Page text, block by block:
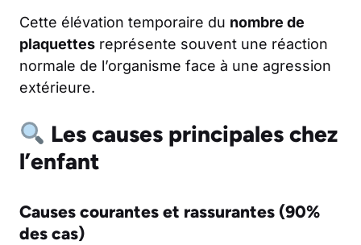
Cette élévation temporaire du nombre de
plaquettes représente souvent une réaction
normale de l’organisme face à une agression
extérieure.
Les causes principales chez
l’enfant
Causes courantes et rassurantes (90%
des cas)